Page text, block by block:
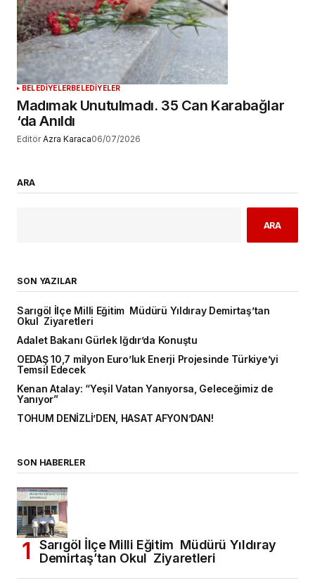
BELEDİYELERBELEDİYELER
Madımak Unutulmadı. 35 Can Karabağlar
‘da Anıldı
Editör Azra Karaca06/07/2026
ARA
ARA
SON YAZILAR
Sarıgöl İlçe Milli Eğitim Müdürü Yıldıray Demirtaş’tan
Okul Ziyaretleri
Adalet Bakanı Gürlek Iğdır’da Konuştu
OEDAŞ 10,7 milyon Euro’luk Enerji Projesinde Türkiye’yi
Temsil Edecek
Kenan Atalay: “Yeşil Vatan Yanıyorsa, Geleceğimiz de
Yanıyor”
TOHUM DENİZLİ’DEN, HASAT AFYON’DAN!
SON HABERLER
Sarıgöl İlçe Milli Eğitim Müdürü Yıldıray
Demirtaş’tan Okul Ziyaretleri